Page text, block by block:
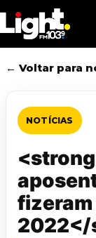
to
main
content
← Voltar para
NOTÍCIAS
fizeram
2022</